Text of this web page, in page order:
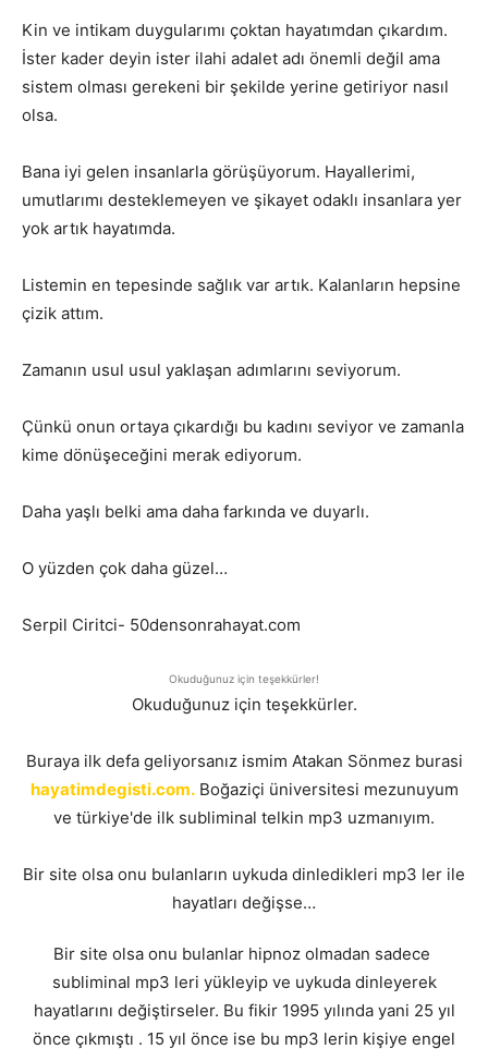
Kin ve intikam duygularımı çoktan hayatımdan çıkardım.
İster kader deyin ister ilahi adalet adı önemli değil ama
sistem olması gerekeni bir şekilde yerine getiriyor nasıl
olsa.
Bana iyi gelen insanlarla görüşüyorum. Hayallerimi,
umutlarımı desteklemeyen ve şikayet odaklı insanlara yer
yok artık hayatımda.
Listemin en tepesinde sağlık var artık. Kalanların hepsine
çizik attım.
Zamanın usul usul yaklaşan adımlarını seviyorum.
Çünkü onun ortaya çıkardığı bu kadını seviyor ve zamanla
kime dönüşeceğini merak ediyorum.
Daha yaşlı belki ama daha farkında ve duyarlı.
O yüzden çok daha güzel…
Serpil Ciritci- 50densonrahayat.com
Okuduğunuz için teşekkürler!
Okuduğunuz için teşekkürler.
Buraya ilk defa geliyorsanız ismim Atakan Sönmez burasi
hayatimdegisti.com.Boğaziçi üniversitesi mezunuyum
ve türkiye'de ilk subliminal telkin mp3 uzmanıyım.
Bir site olsa onu bulanların uykuda dinledikleri mp3 ler ile
hayatları değişse…
Bir site olsa onu bulanlar hipnoz olmadan sadece
subliminal mp3 leri yükleyip ve uykuda dinleyerek
hayatlarını değiştirseler. Bu fikir 1995 yılında yani 25 yıl
önce çıkmıştı . 15 yıl önce ise bu mp3 lerin kişiye engel